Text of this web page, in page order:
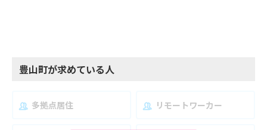
豊山町が求めている人
多拠点居住 リモートワーカー